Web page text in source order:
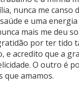
nunca me canso
e uma
mais me deu
por ter tido
e acredito que a
O outro é
que amamos.